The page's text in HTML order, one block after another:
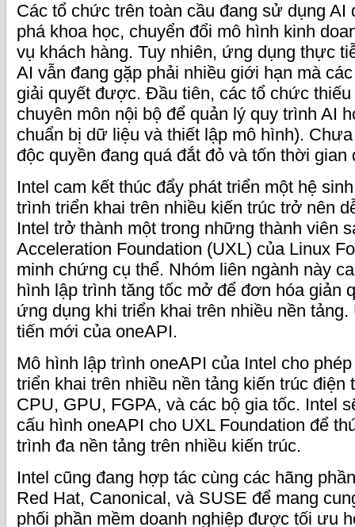
Các tổ chức trên toàn cầu đang sử dụng AI
phá khoa học, chuyển đổi mô hình kinh
vụ khách hàng. Tuy nhiên, ứng dụng thực
AI vẫn đang gặp phải nhiều giới hạn mà
giải quyết được. Đầu tiên, các tổ chức
chuyên môn nội bộ để quản lý quy trình AI
chuẩn bị dữ liệu và thiết lập mô hình).
độc quyền đang quá đắt đỏ và tốn thời gian
Intel cam kết thúc đẩy phát triển một hệ
trình triển khai trên nhiều kiến trúc trở nên
Intel trở thành một trong những thành viên
Acceleration Foundation (UXL) của Linux
minh chứng cụ thể. Nhóm liên ngành này
hình lập trình tăng tốc mở để đơn hóa giản
ứng dụng khi triển khai trên nhiều nền
tiến mới của oneAPI.
Mô hình lập trình oneAPI của Intel cho
triển khai trên nhiều nền tảng kiến trúc điện
CPU, GPU, FGPA, và các bộ gia tốc. Intel
cấu hình oneAPI cho UXL Foundation để
trình đa nền tảng trên nhiều kiến trúc.
Intel cũng đang hợp tác cùng các hãng
Red Hat, Canonical, và SUSE để mang
phối phần mềm doanh nghiệp được tối ưu